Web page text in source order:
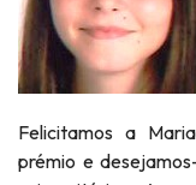
Felicitamos a
prémio e